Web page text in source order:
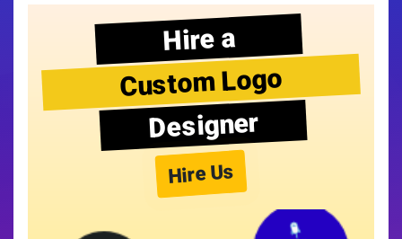
Hire a
Custom Logo
Designer
Hire Us